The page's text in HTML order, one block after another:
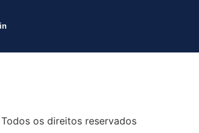
Todos os direitos reservados